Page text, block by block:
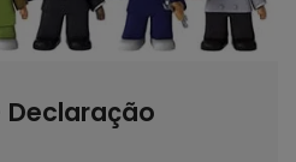
Declaração